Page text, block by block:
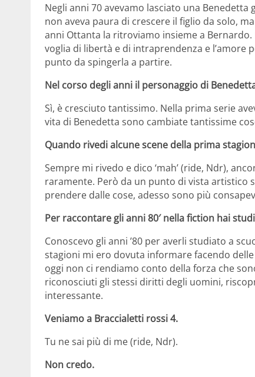
Negli anni 70 avevamo lasciato una
non aveva paura di crescere il figlio da solo,
anni Ottanta la ritroviamo insieme a Bernardo.
voglia di libertà e di intraprendenza e
punto da spingerla a partire.
Nel corso degli anni il personaggio di
Sì, è cresciuto tantissimo. Nella prima serie
vita di Benedetta sono cambiate tantissime
Quando rivedi alcune scene della prima
Sempre mi rivedo e dico ‘mah’ (ride, Ndr),
raramente. Però da un punto di vista artistico
prendere dalle cose, adesso sono più
Per raccontare gli anni 80′ nella fiction hai
Conoscevo gli anni ’80 per averli studiato a
stagioni mi ero dovuta informare facendo
oggi non ci rendiamo conto della forza che
riconosciuti gli stessi diritti degli uomini,
interessante.
Veniamo a Braccialetti rossi 4.
Tu ne sai più di me (ride, Ndr).
Non credo.